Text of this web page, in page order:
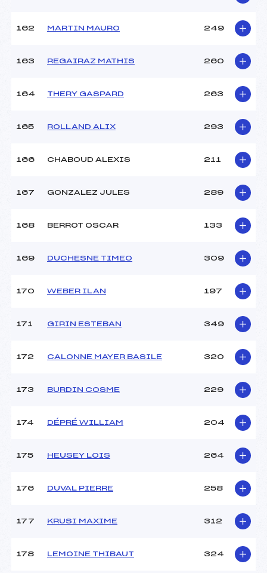
162 MARTIN MAURO 249
163 REGAIRAZ MATHIS 260
164 THERY GASPARD 263
165 ROLLAND ALIX 293
166 CHABOUD ALEXIS 211
167 GONZALEZ JULES 289
168 BERROT OSCAR 133
169 DUCHESNE TIMEO 309
170 WEBER ILAN 197
171 GIRIN ESTEBAN 349
172 CALONNE MAYER BASILE 320
173 BURDIN COSME 229
174 DÉPRÉ WILLIAM 204
175 HEUSEY LOIS 264
176 DUVAL PIERRE 258
177 KRUSI MAXIME 312
178 LEMOINE THIBAUT 324